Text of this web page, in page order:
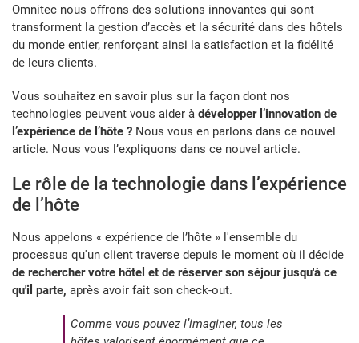
Omnitec nous offrons des solutions innovantes qui sont
transforment la gestion d’accès et la sécurité dans des hôtels
du monde entier, renforçant ainsi la satisfaction et la fidélité
de leurs clients.
Vous souhaitez en savoir plus sur la façon dont nos
technologies peuvent vous aider à développer l’innovation de
l’expérience de l’hôte ? Nous vous en parlons dans ce nouvel
article. Nous vous l’expliquons dans ce nouvel article.
Le rôle de la technologie dans l’expérience
de l’hôte
Nous appelons « expérience de l’hôte » l'ensemble du
processus qu'un client traverse depuis le moment où il décide
de rechercher votre hôtel et de réserver son séjour jusqu'à ce
qu'il parte, après avoir fait son check-out.
Comme vous pouvez l’imaginer, tous les